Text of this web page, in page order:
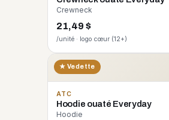
Crewneck
21,49 $
/unité · logo cœur (12+)
★ Vedette
ATC
Hoodie ouaté Everyday
Hoodie